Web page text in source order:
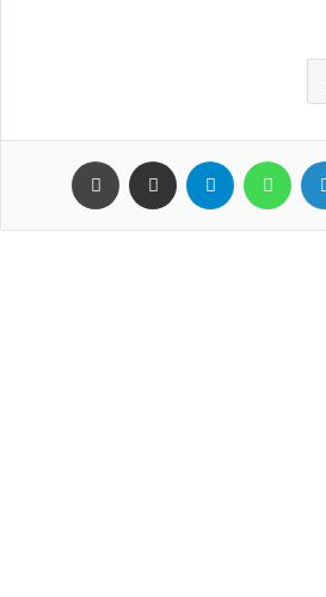
لينكدإن واتساب تيلقرام مشاركة عبر البريد